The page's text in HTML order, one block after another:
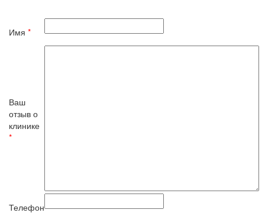
Имя *
Ваш
отзыв о
клинике
*
Телефон